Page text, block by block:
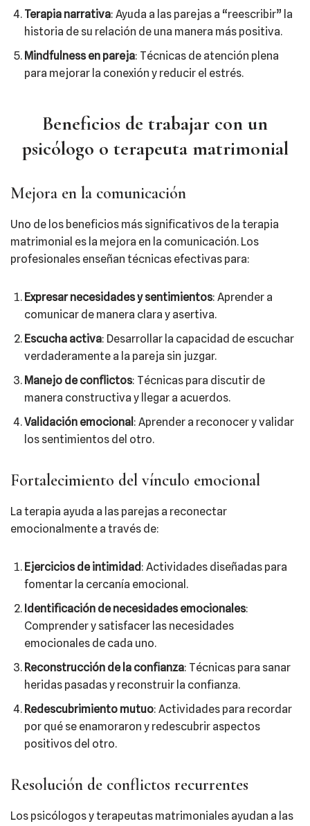
Terapia narrativa: Ayuda a las parejas a “reescribir” la
historia de su relación de una manera más positiva.
Mindfulness en pareja: Técnicas de atención plena
para mejorar la conexión y reducir el estrés.
Beneficios de trabajar con un
psicólogo o terapeuta matrimonial
Mejora en la comunicación
Uno de los beneficios más significativos de la terapia
matrimonial es la mejora en la comunicación. Los
profesionales enseñan técnicas efectivas para:
Expresar necesidades y sentimientos: Aprender a
comunicar de manera clara y asertiva.
Escucha activa: Desarrollar la capacidad de escuchar
verdaderamente a la pareja sin juzgar.
Manejo de conflictos: Técnicas para discutir de
manera constructiva y llegar a acuerdos.
Validación emocional : Aprender a reconocer y validar
los sentimientos del otro.
Fortalecimiento del vínculo emocional
La terapia ayuda a las parejas a reconectar
emocionalmente a través de:
Ejercicios de intimidad : Actividades diseñadas para
fomentar la cercanía emocional.
Identificación de necesidades emocionales:
Comprender y satisfacer las necesidades
emocionales de cada uno.
Reconstrucción de la confianza: Técnicas para sanar
heridas pasadas y reconstruir la confianza.
Redescubrimiento mutuo: Actividades para recordar
por qué se enamoraron y redescubrir aspectos
positivos del otro.
Resolución de conflictos recurrentes
Los psicólogos y terapeutas matrimoniales ayudan a las